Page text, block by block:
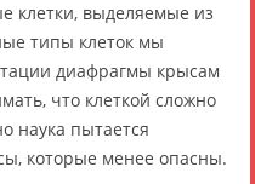
клетки, выделяемые из
типы клеток мы
диафрагмы крысам
что клеткой сложно
наука пытается
которые менее опасны.